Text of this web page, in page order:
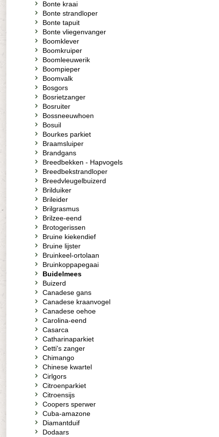
Bonte kraai
Bonte strandloper
Bonte tapuit
Bonte vliegenvanger
Boomklever
Boomkruiper
Boomleeuwerik
Boompieper
Boomvalk
Bosgors
Bosrietzanger
Bosruiter
Bossneeuwhoen
Bosuil
Bourkes parkiet
Braamsluiper
Brandgans
Breedbekken - Hapvogels
Breedbekstrandloper
Breedvleugelbuizerd
Brilduiker
Brileider
Brilgrasmus
Brilzee-eend
Brotogerissen
Bruine kiekendief
Bruine lijster
Bruinkeel-ortolaan
Bruinkoppapegaai
Buidelmees
Buizerd
Canadese gans
Canadese kraanvogel
Canadese oehoe
Carolina-eend
Casarca
Catharinaparkiet
Cetti's zanger
Chimango
Chinese kwartel
Cirlgors
Citroenparkiet
Citroensijs
Coopers sperwer
Cuba-amazone
Diamantduif
Dodaars